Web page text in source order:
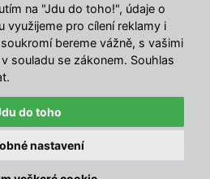
na "Jdu do toho!", údaje o
využijeme pro cílení reklamy i
bereme vážně, s vašimi
souladu se zákonem. Souhlas
do toho
nastavení
v kombinaci s odolným
dlouhou životnost a
skládací konstrukci lze křesla
mimo sezónu. Elegantní
nábytkem.
týden
✕